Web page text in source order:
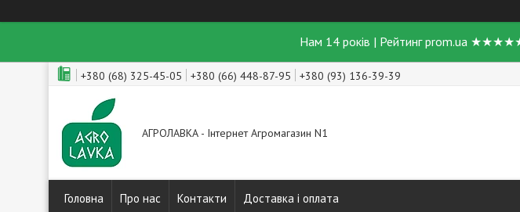
Нам 14 років | Рейтинг prom.ua ★★★★★
+380 (68) 325-45-05 +380 (66) 448-87-95 +380 (93) 136-39-39
АГРОЛАВКА - Інтернет Агромагазин N1
Головна Про нас Контакти Доставка і оплата